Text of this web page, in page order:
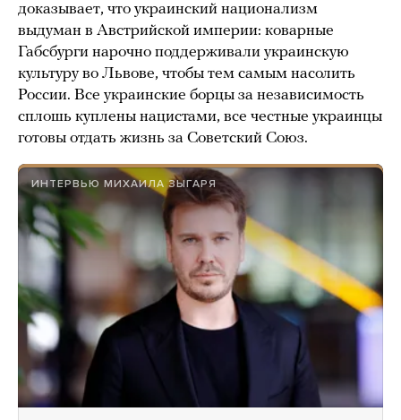
доказывает, что украинский национализм
выдуман в Австрийской империи: коварные
Габсбурги нарочно поддерживали украинскую
культуру во Львове, чтобы тем самым насолить
России. Все украинские борцы за независимость
сплошь куплены нацистами, все честные украинцы
готовы отдать жизнь за Советский Союз.
ИНТЕРВЬЮ МИХАИЛА ЗЫГАРЯ